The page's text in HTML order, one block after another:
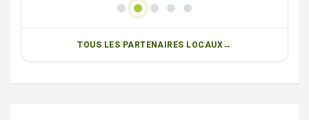
TOUS LES PARTENAIRES LOCAUX